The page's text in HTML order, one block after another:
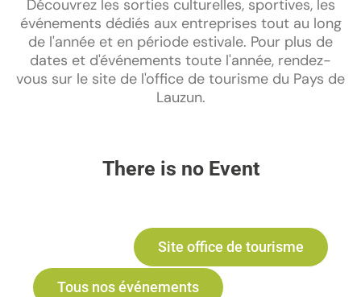
Découvrez les sorties culturelles, sportives, les
événements dédiés aux entreprises tout au long
de l'année et en période estivale. Pour plus de
dates et d'événements toute l'année, rendez-
vous sur le site de l'office de tourisme du Pays de
Lauzun.
There is no Event
Site office de tourisme
Tous nos événements